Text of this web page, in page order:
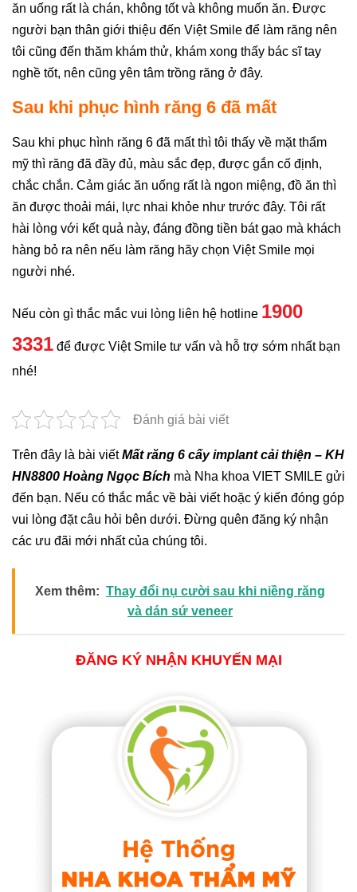
ăn uống rất là chán, không tốt và không muốn ăn. Được
người bạn thân giới thiệu đến Việt Smile để làm răng nên
tôi cũng đến thăm khám thử, khám xong thấy bác sĩ tay
nghề tốt, nên cũng yên tâm trồng răng ở đây.
Sau khi phục hình răng 6 đã mất
Sau khi phục hình răng 6 đã mất thì tôi thấy về mặt thẩm
mỹ thì răng đã đầy đủ, màu sắc đẹp, được gắn cố định,
chắc chắn. Cảm giác ăn uống rất là ngon miệng, đồ ăn thì
ăn được thoải mái, lực nhai khỏe như trước đây. Tôi rất
hài lòng với kết quả này, đáng đồng tiền bát gạo mà khách
hàng bỏ ra nên nếu làm răng hãy chọn Việt Smile mọi
người nhé.
Nếu còn gì thắc mắc vui lòng liên hệ hotline 1900
3331 để được Việt Smile tư vấn và hỗ trợ sớm nhất bạn
nhé!
Đánh giá bài viết
Trên đây là bài viếtMất răng 6 cấy implant cải thiện – KH
HN8800 Hoàng Ngọc Bích mà Nha khoa VIET SMILE gửi
đến bạn. Nếu có thắc mắc về bài viết hoặc ý kiến đóng góp
vui lòng đặt câu hỏi bên dưới. Đừng quên đăng ký nhận
các ưu đãi mới nhất của chúng tôi.
Xem thêm: Thay đổi nụ cười sau khi niềng răng
và dán sứ veneer
ĐĂNG KÝ NHẬN KHUYẾN MẠI